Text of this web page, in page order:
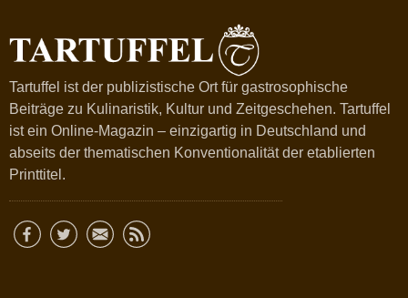
Tartuffel ist der publizistische Ort für gastrosophische
Beiträge zu Kulinaristik, Kultur und Zeitgeschehen. Tartuffel
ist ein Online-Magazin – einzigartig in Deutschland und
abseits der thematischen Konventionalität der etablierten
Printtitel.